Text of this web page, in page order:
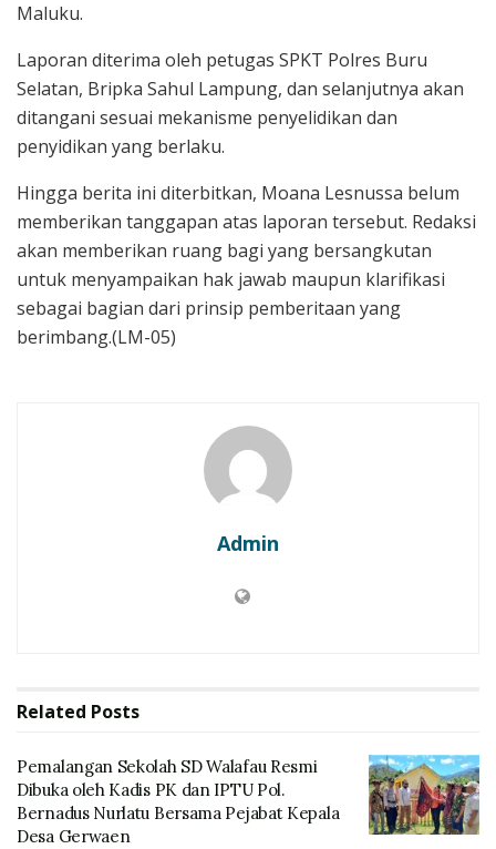
Maluku.
Laporan diterima oleh petugas SPKT Polres Buru
Selatan, Bripka Sahul Lampung, dan selanjutnya akan
ditangani sesuai mekanisme penyelidikan dan
penyidikan yang berlaku.
Hingga berita ini diterbitkan, Moana Lesnussa belum
memberikan tanggapan atas laporan tersebut. Redaksi
akan memberikan ruang bagi yang bersangkutan
untuk menyampaikan hak jawab maupun klarifikasi
sebagai bagian dari prinsip pemberitaan yang
berimbang.(LM-05)
Admin
Related Posts
Pemalangan Sekolah SD Walafau Resmi
Dibuka oleh Kadis PK dan IPTU Pol.
Bernadus Nurlatu Bersama Pejabat Kepala
Desa Gerwaen